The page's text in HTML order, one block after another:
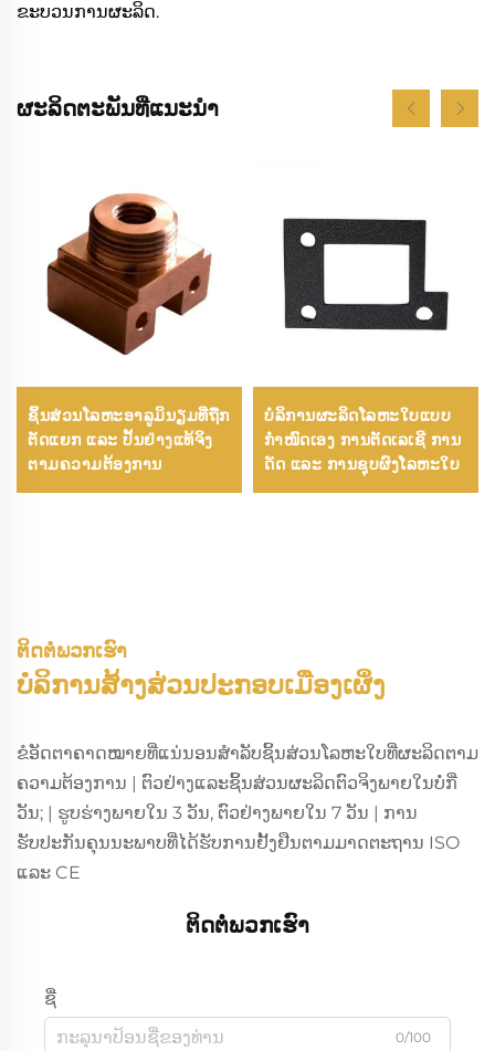
ຂະບວນການຜະລິດ.
ຜະລິດຕະພັນທີ່ແນະນຳ
ຊິ້ນສ່ວນໂລຫະອາລູມິນຽມທີ່ຖືກ
ຕັດແຍກ ແລະ ປັ້ນຢ່າງແທ້ຈິງ
ຕາມຄວາມຕ້ອງການ
ບໍລິການຜະລິດໂລຫະໃບແບບ
ກຳໜົດເອງ ການຕັດເລເຊີ ການ
ດັດ ແລະ ການຊຸບຜົງໂລຫະໃບ
ຕິດຕໍ່ພວກເຮົາ
ບໍລິການສ້າງສ່ວນປະກອບເມືອງເຜິ່ງ
ຂໍອັດຕາຄາດໝາຍທີ່ແນ່ນອນສຳລັບຊິ້ນສ່ວນໂລຫະໃບທີ່ຜະລິດຕາມ
ຄວາມຕ້ອງການ | ຕົວຢ່າງແລະຊິ້ນສ່ວນຜະລິດຕົວຈິງພາຍໃນບໍ່ກີ່
ວັນ; | ຮູບຮ່າງພາຍໃນ 3 ວັນ, ຕົວຢ່າງພາຍໃນ 7 ວັນ | ການ
ຮັບປະກັນຄຸນນະພາບທີ່ໄດ້ຮັບການຢັ້ງຢືນຕາມມາດຕະຖານ ISO
ແລະ CE
ຕິດຕໍ່ພວກເຮົາ
ຊື່
0/100